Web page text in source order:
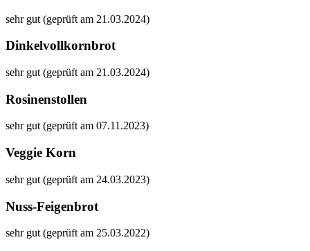
sehr gut (geprüft am 21.03.2024)
Dinkelvollkornbrot
sehr gut (geprüft am 21.03.2024)
Rosinenstollen
sehr gut (geprüft am 07.11.2023)
Veggie Korn
sehr gut (geprüft am 24.03.2023)
Nuss-Feigenbrot
sehr gut (geprüft am 25.03.2022)